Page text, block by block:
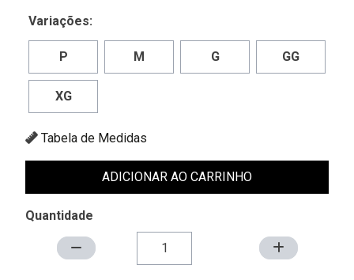
Variações:
P M G GG
XG
Tabela de Medidas
ADICIONAR AO CARRINHO
Quantidade